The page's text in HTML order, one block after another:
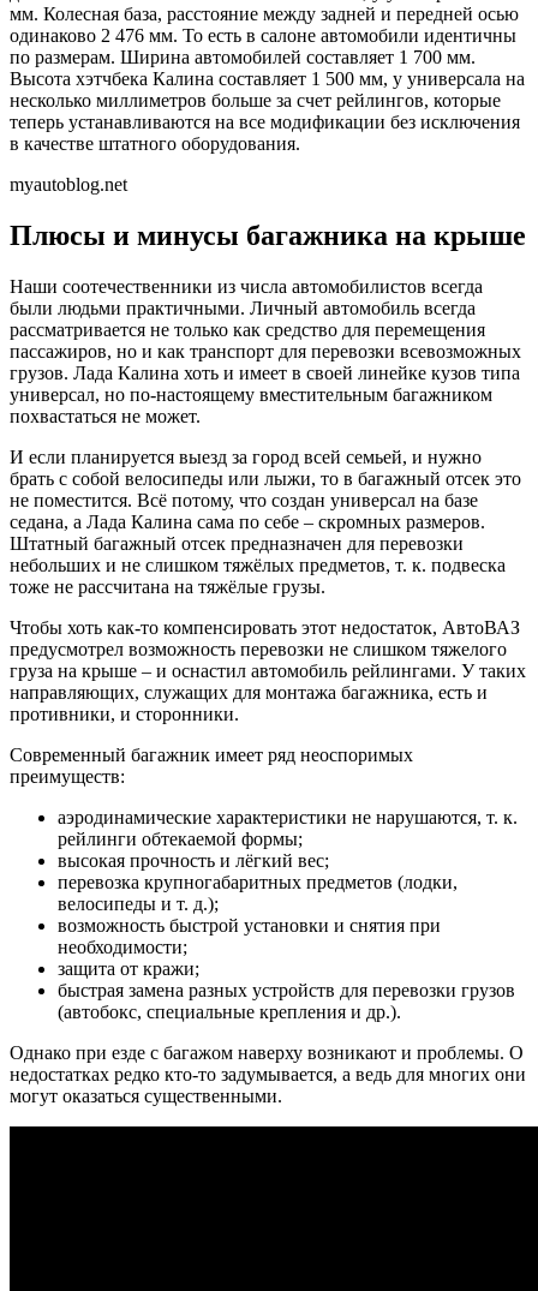
мм. Колесная база, расстояние между задней и передней осью
одинаково 2 476 мм. То есть в салоне автомобили идентичны
по размерам. Ширина автомобилей составляет 1 700 мм.
Высота хэтчбека Калина составляет 1 500 мм, у универсала на
несколько миллиметров больше за счет рейлингов, которые
теперь устанавливаются на все модификации без исключения
в качестве штатного оборудования.
myautoblog.net
Плюсы и минусы багажника на крыше
Наши соотечественники из числа автомобилистов всегда
были людьми практичными. Личный автомобиль всегда
рассматривается не только как средство для перемещения
пассажиров, но и как транспорт для перевозки всевозможных
грузов. Лада Калина хоть и имеет в своей линейке кузов типа
универсал, но по-настоящему вместительным багажником
похвастаться не может.
И если планируется выезд за город всей семьей, и нужно
брать с собой велосипеды или лыжи, то в багажный отсек это
не поместится. Всё потому, что создан универсал на базе
седана, а Лада Калина сама по себе – скромных размеров.
Штатный багажный отсек предназначен для перевозки
небольших и не слишком тяжёлых предметов, т. к. подвеска
тоже не рассчитана на тяжёлые грузы.
Чтобы хоть как-то компенсировать этот недостаток, АвтоВАЗ
предусмотрел возможность перевозки не слишком тяжелого
груза на крыше – и оснастил автомобиль рейлингами. У таких
направляющих, служащих для монтажа багажника, есть и
противники, и сторонники.
Современный багажник имеет ряд неоспоримых
преимуществ:
аэродинамические характеристики не нарушаются, т. к.
рейлинги обтекаемой формы;
высокая прочность и лёгкий вес;
перевозка крупногабаритных предметов (лодки,
велосипеды и т. д.);
возможность быстрой установки и снятия при
необходимости;
защита от кражи;
быстрая замена разных устройств для перевозки грузов
(автобокс, специальные крепления и др.).
Однако при езде с багажом наверху возникают и проблемы. О
недостатках редко кто-то задумывается, а ведь для многих они
могут оказаться существенными.